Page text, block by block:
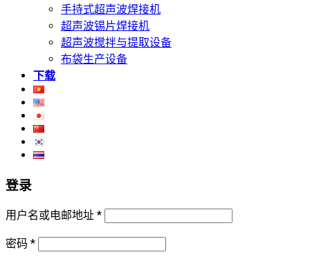
手持式超声波焊接机
超声波锡片焊接机
超声波搅拌与提取设备
布袋生产设备
下载
登录
用户名或电邮地址 *
密码 *